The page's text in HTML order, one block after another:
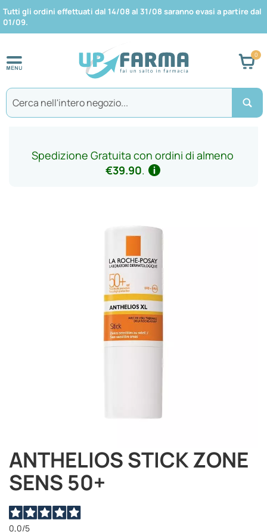
Tutti gli ordini effettuati dal 14/08 al 31/08 saranno evasi a partire dal
01/09.
Spedizione Gratuita con ordini di almeno
€39.90.
ANTHELIOS STICK ZONE
SENS 50+
0,0/5
Vai
all'inizio
della
galleria
immagini